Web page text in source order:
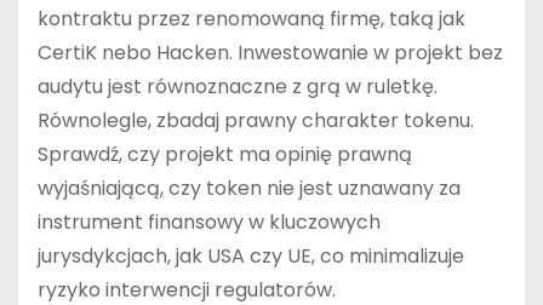
kontraktu przez renomowaną firmę, taką jak
CertiK nebo Hacken. Inwestowanie w projekt bez
audytu jest równoznaczne z grą w ruletkę.
Równolegle, zbadaj prawny charakter tokenu.
Sprawdź, czy projekt ma opinię prawną
wyjaśniającą, czy token nie jest uznawany za
instrument finansowy w kluczowych
jurysdykcjach, jak USA czy UE, co minimalizuje
ryzyko interwencji regulatorów.